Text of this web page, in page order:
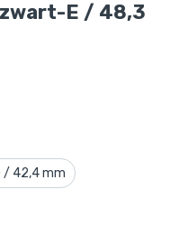
E / 48,3
/ 42,4 mmE / 48,3